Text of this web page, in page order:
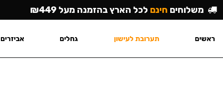
משלוחים חינם לכל הארץ בהזמנה מעל ₪449
ראשים תערובת לעישון גחלים אביזרים